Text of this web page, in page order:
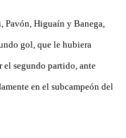
Higuaín y Banega,
gol, que le hubiera
el segundo partido, ante
en el subcampeón del